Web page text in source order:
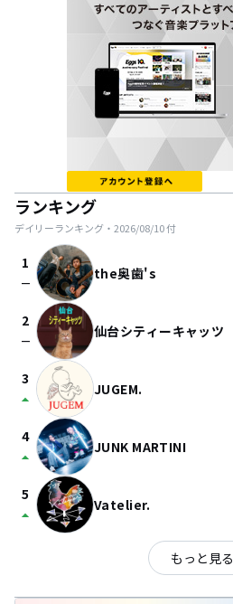
ランキング
デイリーランキング・ 2026/08/10付
1
check_indeterminate_small the奥歯's
2
check_indeterminate_small 仙台シティーキャッツ
3
arrow_drop_up JUGEM.
4
arrow_drop_up JUNK MARTINI
5
arrow_drop_up Vatelier.
もっと見る